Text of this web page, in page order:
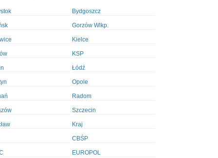
Bydgoszcz
Gorzów Wlkp.
Kielce
KSP
Łódź
Opole
Radom
Szczecin
Kraj
CBŚP
EUROPOL